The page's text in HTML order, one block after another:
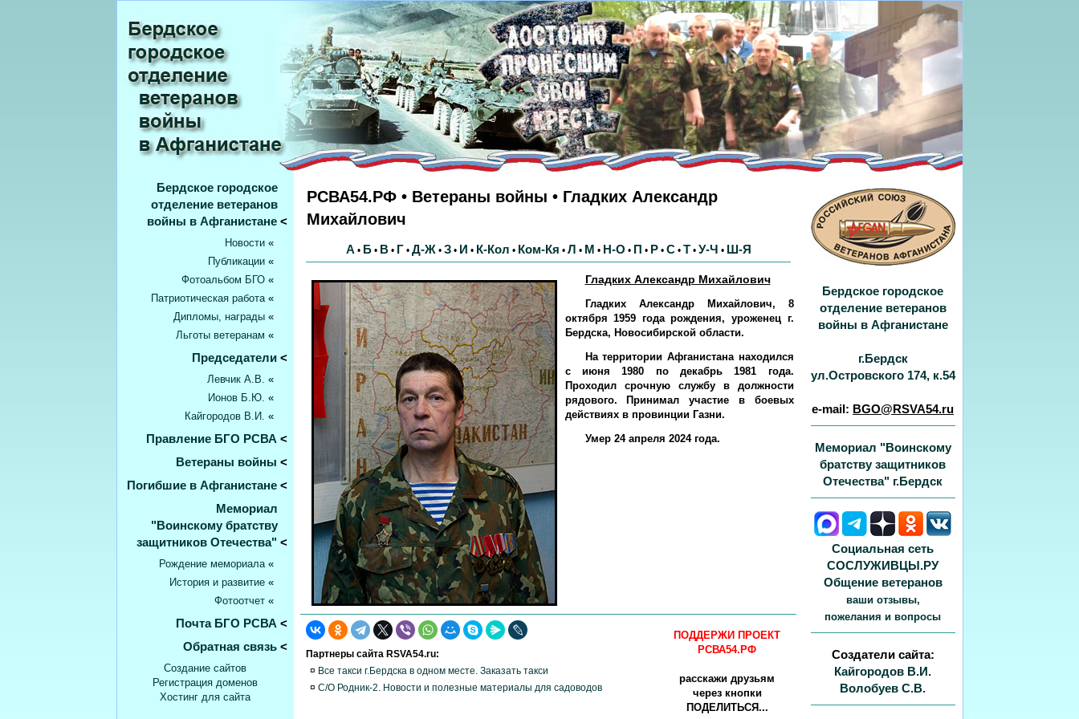
Бердское городское
отделение ветеранов
войны в Афганистане<
Новости«
Публикации«
Фотоальбом БГО«
Патриотическая работа«
Дипломы, награды«
Льготы ветеранам «
Председатели<
Левчик А.В. «
Ионов Б.Ю. «
Кайгородов В.И. «
Правление БГО РСВА <
Ветераны войны <
Погибшие в Афганистане<
Мемориал
"Воинскому братству
защитников Отечества" <
Рождение мемориала«
История и развитие«
Фотоотчет«
Почта БГО РСВА <
Обратная связь<
Создание сайтов
Регистрация доменов
Хостинг для сайта
РСВА54.РФ • Ветераны войны • Гладких Александр
Михайлович
А• Б• В• Г • Д-Ж• З• И • К-Кол • Ком-Кя • Л • М • Н-О • П • Р• С• Т • У-Ч • Ш-Я
Гладких Александр Михайлович
Гладких Александр Михайлович, 8
октября 1959 года рождения, уроженец г.
Бердска, Новосибирской области.
На территории Афганистана находился
с июня 1980 по декабрь 1981 года.
Проходил срочную службу в должности
рядового. Принимал участие в боевых
действиях в провинции Газни.
Умер 24 апреля 2024 года.
Партнеры сайта RSVA54.ru:
¤ Все такси г.Бердска в одном месте. Заказать такси
¤С/О Родник-2. Новости и полезные материалы для садоводов
ПОДДЕРЖИ ПРОЕКТ
РСВА54.РФ
расскажи друзьям
через кнопки
ПОДЕЛИТЬСЯ...
Бердское городское
отделение ветеранов
войны в Афганистане
г.Бердск
ул.Островского 174, к.54
e-mail: BGO@RSVA54.ru
Мемориал "Воинскому
братству защитников
Отечества" г.Бердск
Социальная сеть
СОСЛУЖИВЦЫ.РУ
Общение ветеранов
ваши отзывы,
пожелания и вопросы
Создатели сайта:
Кайгородов В.И.
Волобуев С.В.